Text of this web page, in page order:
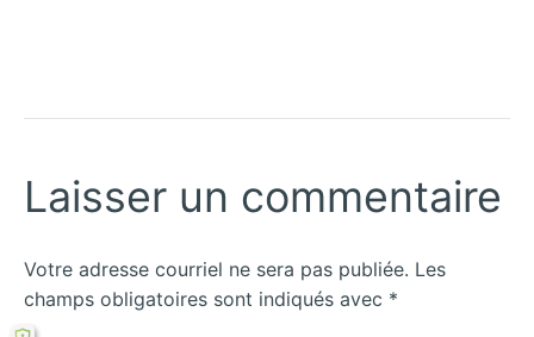
Laisser un commentaire
Votre adresse courriel ne sera pas publiée. Les
champs obligatoires sont indiqués avec *